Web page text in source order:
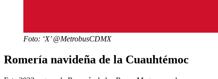
Foto: ‘X’ @MetrobusCDMX
Romería navideña de la Cuauhtémoc